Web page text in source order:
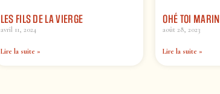
LES FILS DE LA VIERGE
avril 11, 2024
Lire la suite »
OHÉ TOI MARIN
août 28, 2023
Lire la suite »